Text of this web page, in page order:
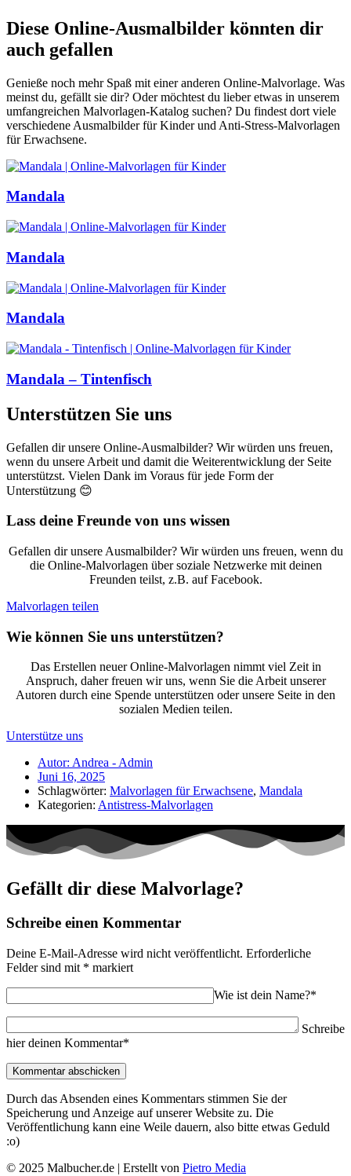
Diese Online-Ausmalbilder könnten dir
auch gefallen
Genieße noch mehr Spaß mit einer anderen Online-Malvorlage. Was
meinst du, gefällt sie dir? Oder möchtest du lieber etwas in unserem
umfangreichen Malvorlagen-Katalog suchen? Du findest dort viele
verschiedene Ausmalbilder für Kinder und Anti-Stress-Malvorlagen
für Erwachsene.
Mandala
Mandala
Mandala
Mandala – Tintenfisch
Unterstützen Sie uns
Gefallen dir unsere Online-Ausmalbilder? Wir würden uns freuen,
wenn du unsere Arbeit und damit die Weiterentwicklung der Seite
unterstützst. Vielen Dank im Voraus für jede Form der
Unterstützung 😊
Lass deine Freunde von uns wissen
Gefallen dir unsere Ausmalbilder? Wir würden uns freuen, wenn du
die Online-Malvorlagen über soziale Netzwerke mit deinen
Freunden teilst, z.B. auf Facebook.
Malvorlagen teilen
Wie können Sie uns unterstützen?
Das Erstellen neuer Online-Malvorlagen nimmt viel Zeit in
Anspruch, daher freuen wir uns, wenn Sie die Arbeit unserer
Autoren durch eine Spende unterstützen oder unsere Seite in den
sozialen Medien teilen.
Unterstütze uns
Autor: Andrea - Admin
Juni 16, 2025
Schlagwörter: Malvorlagen für Erwachsene, Mandala
Kategorien: Antistress-Malvorlagen
Gefällt dir diese Malvorlage?
Schreibe einen Kommentar
Deine E-Mail-Adresse wird nicht veröffentlicht. Erforderliche
Felder sind mit * markiert
Wie ist dein Name?*
Schreibe
hier deinen Kommentar*
Durch das Absenden eines Kommentars stimmen Sie der
Speicherung und Anzeige auf unserer Website zu. Die
Veröffentlichung kann eine Weile dauern, also bitte etwas Geduld
:o)
© 2025 Malbucher.de | Erstellt von Pietro Media